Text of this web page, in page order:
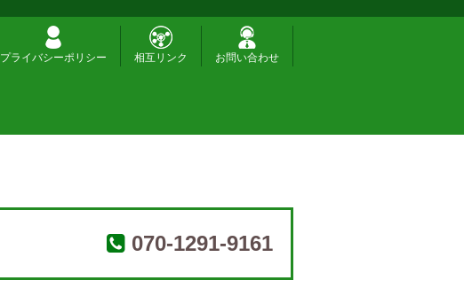
プライバシーポリシー 相互リンク お問い合わせ
070-1291-9161